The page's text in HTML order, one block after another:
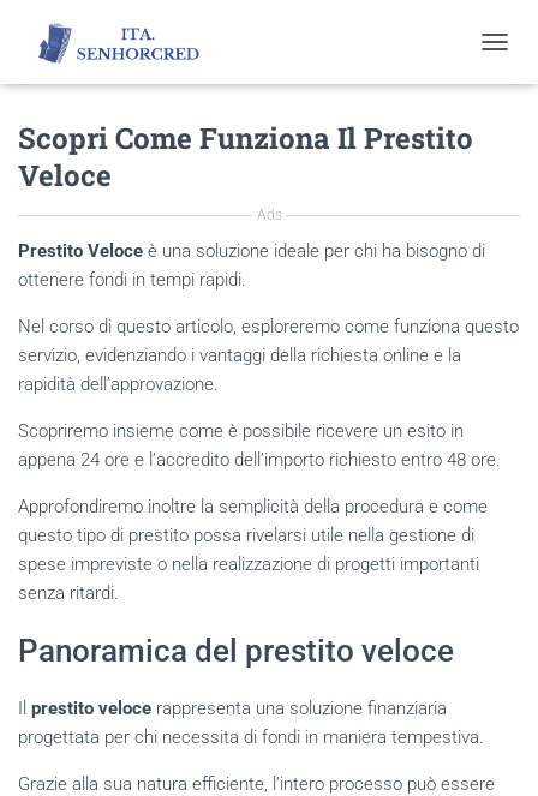
O
A
T
Scopri Come Funziona Il Prestito
Veloce
Ads
Prestito Veloce è una soluzione ideale per chi ha bisogno di
ottenere fondi in tempi rapidi.
Nel corso di questo articolo, esploreremo come funziona questo
servizio, evidenziando i vantaggi della richiesta online e la
rapidità dell’approvazione.
Scopriremo insieme come è possibile ricevere un esito in
appena 24 ore e l’accredito dell’importo richiesto entro 48 ore.
Approfondiremo inoltre la semplicità della procedura e come
questo tipo di prestito possa rivelarsi utile nella gestione di
spese impreviste o nella realizzazione di progetti importanti
senza ritardi.
Panoramica del prestito veloce
Il prestito veloce rappresenta una soluzione finanziaria
progettata per chi necessita di fondi in maniera tempestiva.
Grazie alla sua natura efficiente, l’intero processo può essere